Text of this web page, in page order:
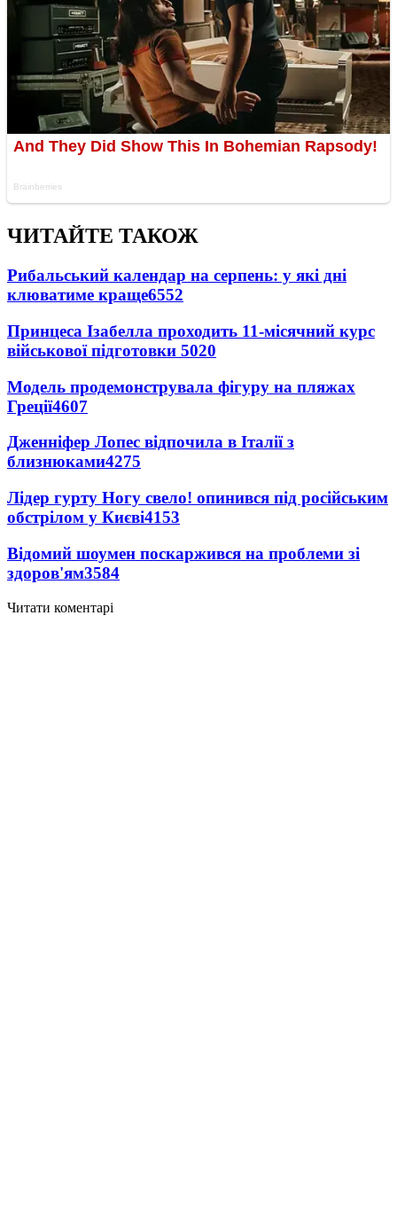
ЧИТАЙТЕ ТАКОЖ
Рибальський календар на серпень: у які дні
клюватиме краще6552
Принцеса Ізабелла проходить 11-місячний курс
військової підготовки 5020
Модель продемонструвала фігуру на пляжах
Греції4607
Дженніфер Лопес відпочила в Італії з
близнюками4275
Лідер гурту Ногу свело! опинився під російським
обстрілом у Києві4153
Відомий шоумен поскаржився на проблеми зі
здоров'ям3584
Читати коментарі